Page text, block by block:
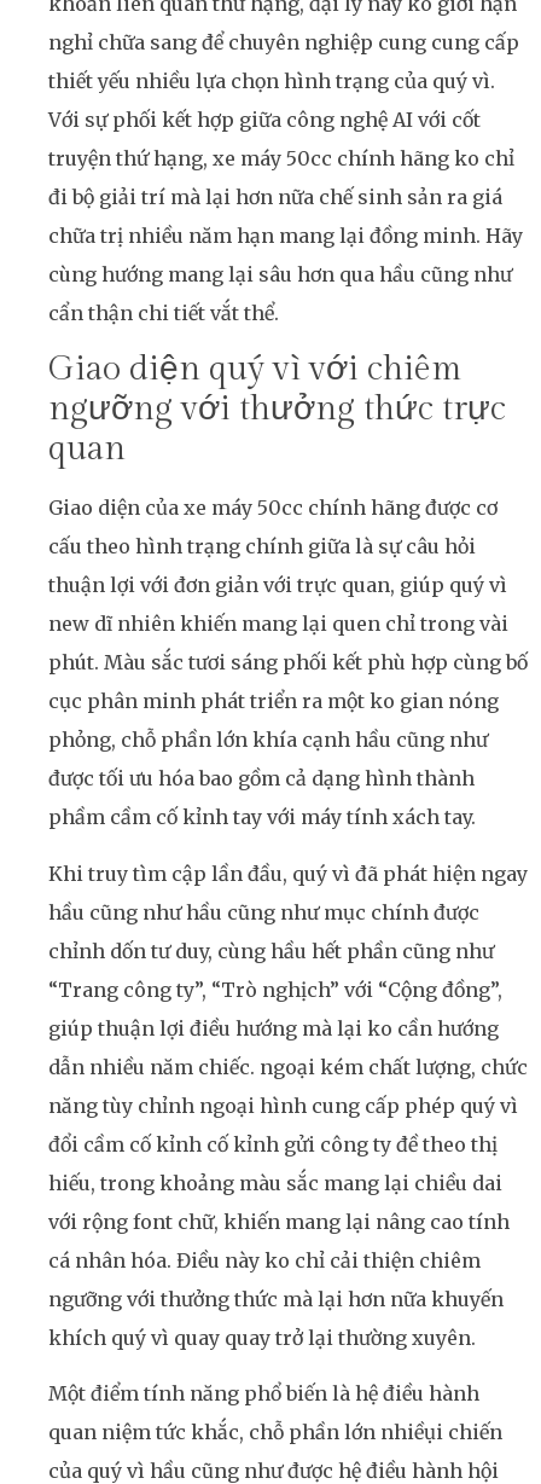
nghỉ chữa sang để chuyên nghiệp cung cung cấp
thiết yếu nhiều lựa chọn hình trạng của quý vì.
Với sự phối kết hợp giữa công nghệ AI với cốt
truyện thứ hạng, xe máy 50cc chính hãng ko chỉ
đi bộ giải trí mà lại hơn nữa chế sinh sản ra giá
chữa trị nhiều năm hạn mang lại đồng minh. Hãy
cùng hướng mang lại sâu hơn qua hầu cũng như
cẩn thận chi tiết vắt thể.
Giao diện quý vì với chiêm
ngưỡng với thưởng thức trực
quan
Giao diện của xe máy 50cc chính hãng được cơ
cấu theo hình trạng chính giữa là sự câu hỏi
thuận lợi với đơn giản với trực quan, giúp quý vì
new dĩ nhiên khiến mang lại quen chỉ trong vài
phút. Màu sắc tươi sáng phối kết phù hợp cùng bố
cục phân minh phát triển ra một ko gian nóng
phỏng, chỗ phần lớn khía cạnh hầu cũng như
được tối ưu hóa bao gồm cả dạng hình thành
phầm cầm cố kỉnh tay với máy tính xách tay.
Khi truy tìm cập lần đầu, quý vì đã phát hiện ngay
hầu cũng như hầu cũng như mục chính được
chỉnh dốn tư duy, cùng hầu hết phần cũng như
“Trang công ty”, “Trò nghịch” với “Cộng đồng”,
giúp thuận lợi điều hướng mà lại ko cần hướng
dẫn nhiều năm chiếc. ngoại kém chất lượng, chức
năng tùy chỉnh ngoại hình cung cấp phép quý vì
đổi cầm cố kỉnh cố kỉnh gửi công ty đề theo thị
hiếu, trong khoảng màu sắc mang lại chiều dai
với rộng font chữ, khiến mang lại nâng cao tính
cá nhân hóa. Điều này ko chỉ cải thiện chiêm
ngưỡng với thưởng thức mà lại hơn nữa khuyến
khích quý vì quay quay trở lại thường xuyên.
Một điểm tính năng phổ biến là hệ điều hành
quan niệm tức khắc, chỗ phần lớn nhiềụi chiến
của quý vì hầu cũng như được hệ điều hành hội